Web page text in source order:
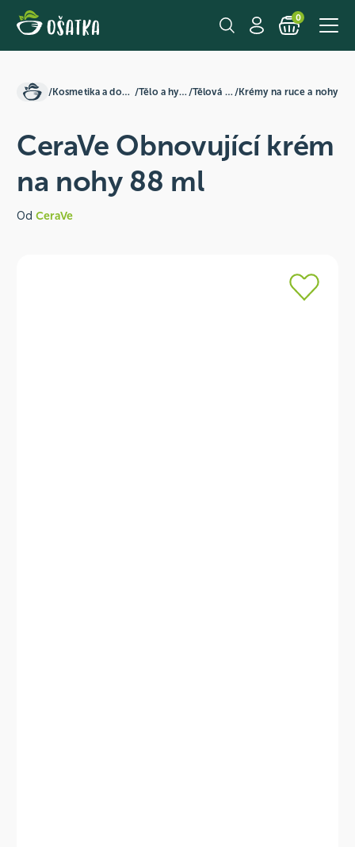
0
/ Kosmetika a domácnost / Tělo a hygiena / Tělová péče /Krémy na ruce a nohy
CeraVe Obnovující krém
na nohy 88 ml
Od CeraVe